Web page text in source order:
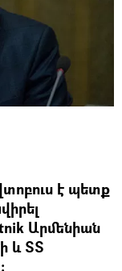
է պետք
Արմենիան
և ՏՏ